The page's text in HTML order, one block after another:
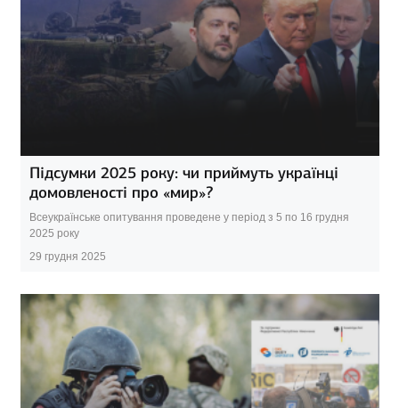
Підсумки 2025 року: чи приймуть українці
домовленості про «мир»?
Всеукраїнське опитування проведене у період з 5 по 16 грудня
2025 року
29 грудня 2025